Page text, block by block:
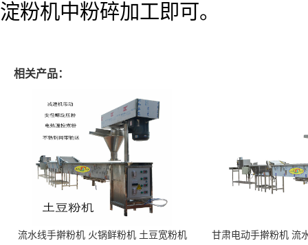
淀粉机中粉碎加工即可。
相关产品：
流水线手擀粉机 火锅鲜粉机 土豆宽粉机 甘肃电动手擀粉机 流